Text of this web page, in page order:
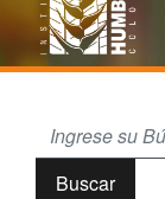
Buscar